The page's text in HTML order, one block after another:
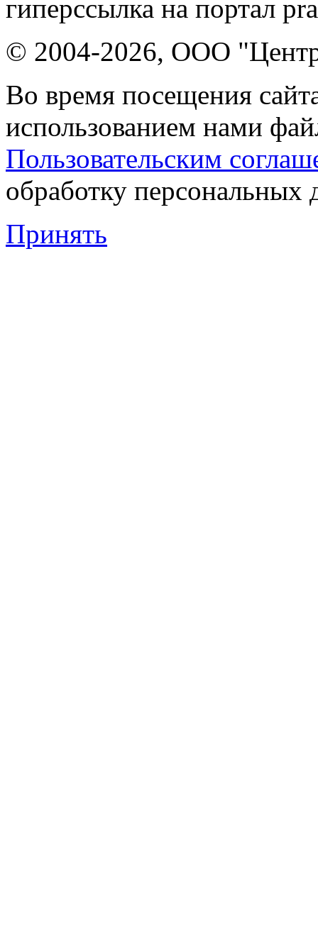
гиперссылка на портал
© 2004-2026, ООО "Центр
Во время посещения
использованием нами
Пользовательским
обработку персональных
Принять